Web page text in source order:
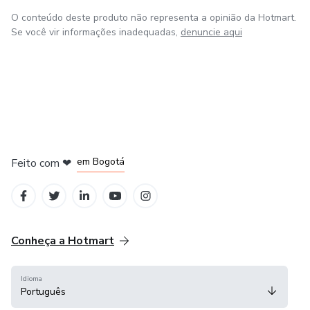
Aula 1 - Dicas Gerais
Módulo 9
Aula 1 - Resumo da Mentoria
O conteúdo deste produto não representa a opinião da Hotmart.
Se você vir informações inadequadas, denuncie aqui
Feito com ❤ em Bogotá
Conheça a Hotmart
Idioma
Português